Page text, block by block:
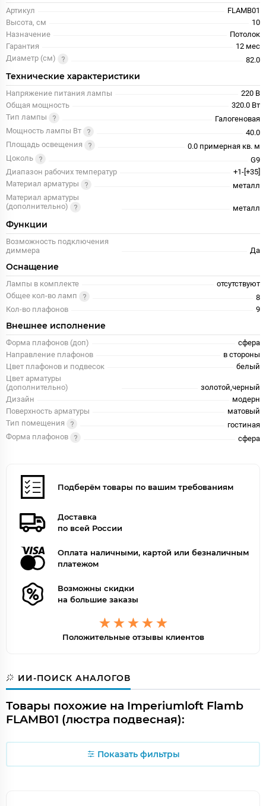
Артикул
FLAMB01
Высота, см
10
Назначение
Потолок
Гарантия
12 меc
Диаметр (см)
82.0
Технические характеристики
Напряжение питания лампы
220 В
Общая мощность
320.0 Вт
Тип лампы
Галогеновая
Мощность лампы Вт
40.0
Площадь освещения
0.0 примерная кв. м
Цоколь
G9
Диапазон рабочих температур
+1-[+35]
Материал арматуры
металл
Материал арматуры
(дополнительно)
металл
Функции
Возможность подключения
диммера
Да
Оснащение
Лампы в комплекте
отсутствуют
Общее кол-во ламп
8
Кол-во плафонов
9
Внешнее исполнение
Форма плафонов (доп)
сфера
Направление плафонов
в стороны
Цвет плафонов и подвесок
белый
Цвет арматуры
(дополнительно)
золотой,черный
Дизайн
модерн
Поверхность арматуры
матовый
Тип помещения
гостиная
Форма плафонов
сфера
Подберём товары по вашим требованиям
Доставка
по всей России
Оплата наличными, картой или безналичным
платежом
Возможны скидки
на большие заказы
Положительные отзывы клиентов
ИИ-ПОИСК АНАЛОГОВ
Товары похожие на Imperiumloft Flamb
FLAMB01 (люстра подвесная):
Показать фильтры